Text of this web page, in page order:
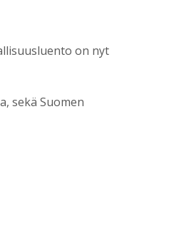
on nyt
sekä Suomen